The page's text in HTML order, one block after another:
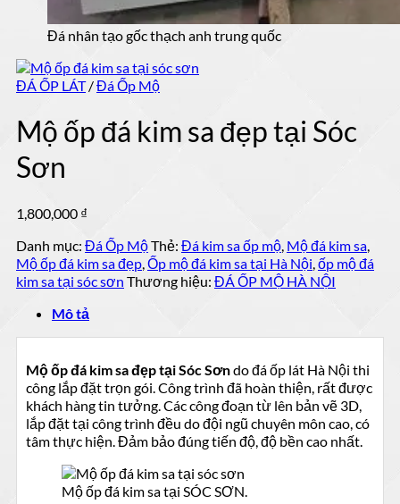
Đá nhân tạo gốc thạch anh trung quốc
ĐÁ ỐP LÁT /Đá Ốp Mộ
Mộ ốp đá kim sa đẹp tại Sóc
Sơn
1,800,000 ₫
Danh mục: Đá Ốp MộThẻ: Đá kim sa ốp mộ Mộ đá kim sa
Mộ ốp đá kim sa đẹp Ốp mộ đá kim sa tại Hà Nội ốp mộ đá
kim sa tại sóc sơn Thương hiệu: ĐÁ ỐP MỘ HÀ NỘI
Mô tả
Mộ ốp đá kim sa đẹp tại Sóc Sơndo đá ốp lát Hà Nội thi
công lắp đặt trọn gói. Công trình đã hoàn thiện, rất được
khách hàng tin tưởng. Các công đoạn từ lên bản vẽ 3D,
lắp đặt tại công trình đều do đội ngũ chuyên môn cao, có
tâm thực hiện. Đảm bảo đúng tiến độ, độ bền cao nhất.
Mộ ốp đá kim sa tại SÓC SƠN.